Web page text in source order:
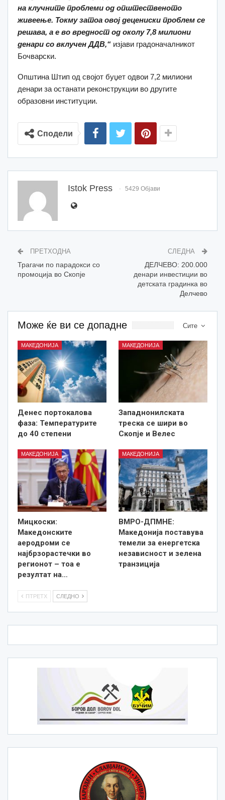
на клучните проблеми од општественото
живеење. Токму затоа овој децениски проблем се
решава, а е во вредност од околу 7,8 милиони
денари со вклучен ДДВ,“ изјави градоначалникот
Бочварски.
Општина Штип од својот буџет одвои 7,2 милиони
денари за останати реконструкции во другите
образовни институции.
Сподели
Istok Press 5429 Објави
ПРЕТХОДНА
Трагачи по парадокси со
промоција во Скопје
СЛЕДНА
ДЕЛЧЕВО: 200.000
денари инвестиции во
детската градинка во
Делчево
Сите
Може ќе ви се допадне
МАКЕДОНИЈА
Денес портокалова
фаза: Температурите
до 40 степени
МАКЕДОНИЈА
Западнонилската
треска се шири во
Скопје и Велес
МАКЕДОНИЈА
Мицкоски:
Македонските
аеродроми се
најбрзорастечки во
регионот – тоа е
резултат на…
МАКЕДОНИЈА
ВМРО-ДПМНЕ:
Македонија поставува
темели за енергетска
независност и зелена
транзиција
ПТРЕТХ СЛЕДНО